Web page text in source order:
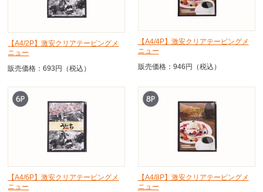
【A4/2P】激安クリアテーピングメ
ニュー
販売価格：693円（税込）
【A4/4P】激安クリアテーピングメ
ニュー
販売価格：946円（税込）
【A4/6P】激安クリアテーピングメ
ニュー
【A4/8P】激安クリアテーピングメ
ニュー